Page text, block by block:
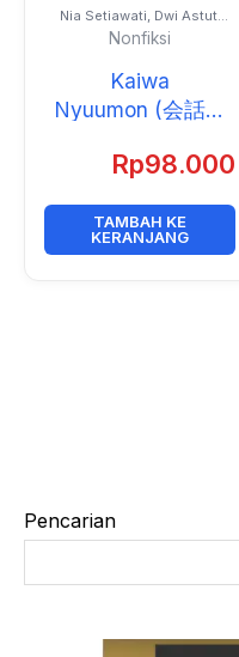
Pencarian
Nia Setiawati, Dwi Astuti
Retno Lestari, Yuniarsih,
Viana Meilani Prasetio,
Ristiawati, Nur Saadah Fitri
Asih, Cut Erra Rismorlita,
dan Mochammad Fredy
Nonfiksi
Kaiwa
Nyuumon ‭(‬会話入
Rp98.000
TAMBAH KE
KERANJANG